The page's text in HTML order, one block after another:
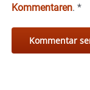
Kommentaren. *